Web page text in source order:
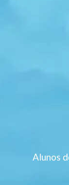
Alunos